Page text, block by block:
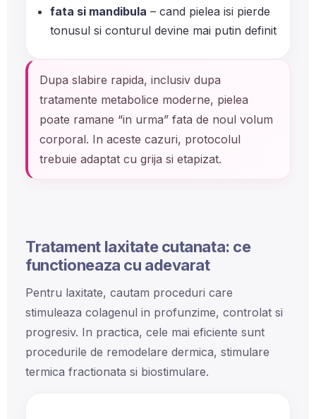
fata si mandibula – cand pielea isi pierde
tonusul si conturul devine mai putin definit
Dupa slabire rapida, inclusiv dupa
tratamente metabolice moderne, pielea
poate ramane “in urma” fata de noul volum
corporal. In aceste cazuri, protocolul
trebuie adaptat cu grija si etapizat.
Tratament laxitate cutanata: ce
functioneaza cu adevarat
Pentru laxitate, cautam proceduri care
stimuleaza colagenul in profunzime, controlat si
progresiv. In practica, cele mai eficiente sunt
procedurile de remodelare dermica, stimulare
termica fractionata si biostimulare.